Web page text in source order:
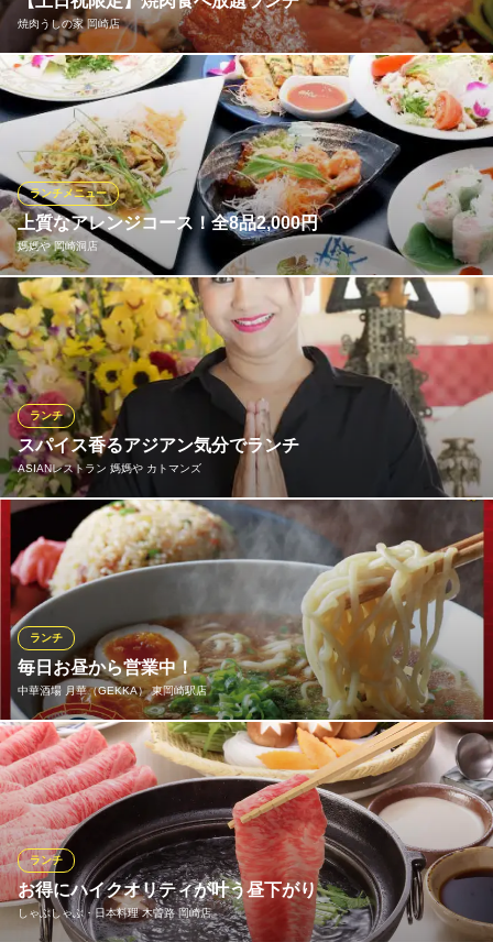
ランチメニューをもっと見る
ソウルカルビ 葵湯店 はなれ
お風呂のある本格焼肉
愛知環状鉄道線六名駅 徒歩15分
愛知県岡崎市戸崎新町2-1
Pie Chefs Kitchen HOLY PLACE
パイのカフェレストラン
名鉄名古屋本線宇頭駅 徒歩28分
愛知県岡崎市橋目町御小屋19-1
焼肉うしの家 岡崎店
【うしの家岡崎店】土日祝限定で焼肉食べ放題ランチが始まりま
す！ランチ食べ放題：2,398円～
※こちらは昼のみのこだわりです。
焼肉うしの家 岡崎店
焼肉食べ放題 半個室
名鉄名古屋本線男川駅 徒歩6分
愛知県岡崎市大西町奥長入2-3
上質なアレンジコース！全8品2,000円
媽媽や 岡崎洞店
ランチメニュー
媽媽やのランチメニューはバリエーションがとっても豊富。中で
もこちらのセレクトランチはサラダや炒めもの、ご飯ものなど6つ
のカテゴリからそれぞれお好きなものをチョイス♪自分だけのオリ
ジナルコースをご堪能頂けます。全8品1,800円（税込）
おすすめランチメニュー
スペシャルランチ
1,400円(税込)
Ｗスペシャルランチ
各 1,600円(税込)
ビビンバランチ
1,400円(税込)
ランチメニューをもっと見る
媽媽や 岡崎洞店
チャイニーズダイニング
名鉄名古屋本線男川駅 車5分
愛知県岡崎市洞町字上荒田15-1
スパイス香るアジアン気分でランチ
ASIANレストラン 媽媽や カトマンズ
ランチ
本格インドカレーから、タイの人気屋台飯ガパオライスまで、そ
の日の気分で選べる豊富なランチメニューが自慢です！ 定番のバ
ターチキンカレーやキーマカレーなど、多彩なカレーは辛さもお
好みで。焼きたての大きなナンも種類豊富にご用意！ ピリ辛ガパ
オライスやナシゴレンも、一度たべたらやみつきになる美味しさ
です。
おすすめランチメニュー
タイセット Thai Set
900円(税込)
インドネシアセット Indonesia Set
900円(税込)
ベジ＆カレーセット Veg & Curry Set
1,100円(税込)
ランチメニューをもっと見る
毎日お昼から営業中！
中華酒場 月華（GEKKA） 東岡崎駅店
ランチ
毎日お昼から営業中！！ご予約不要。【麻婆豆富】【焼き餃子】
【小籠包】【海老のチリソース】等など・・ビールを片手にお昼
からご堪能♪お食事中心のご利用も大歓迎です。※ランチメニュー
は毎日11:00～14:00実施です。
おすすめランチメニュー
五目拉麺セット
1,000円(税込)
お得にハイクオリティが叶う昼下がり
しゃぶしゃぶ・日本料理 木曽路 岡崎店
ランチ